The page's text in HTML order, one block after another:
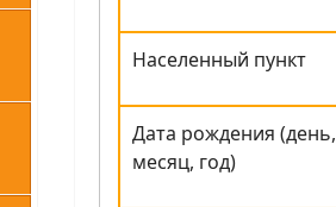
Населенный пункт
Дата рождения (день,
месяц, год)